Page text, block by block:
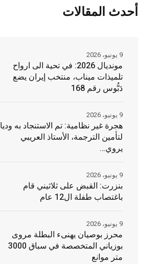
أحدث المقالات
مونديال 2026: في تحية الى ارواح
تلميذات ميناب، منتخب إيران يضع
دَبُّوس رقم 168
9 يونيو، 2026
هجرة غير نظامية: تم الاستنجاد به وديا
لتأمين الترجمة، الأستاذ العريبي
يروي…
9 يونيو، 2026
بنزرت: القبض على ثلاثيني قام
باغتصاب طفلة ال12 عام
9 يونيو، 2026
محرز بوصيان يهنىء البطلة مروى
بوزياني المتخصصة في سباق 3000
متر موانع
9 يونيو، 2026